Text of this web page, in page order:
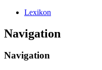
Lexikon
Navigation
Navigation